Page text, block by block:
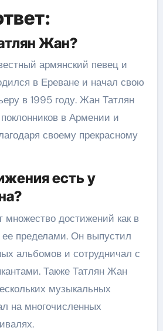
Жан?
армянский певец и
в Ереване и начал свою
в 1995 году. Жан Татлян
в Армении и
своему прекрасному
есть у
достижений как в
пределами. Он выпустил
альбомов и сотрудничал с
Также Татлян Жан
музыкальных
на многочисленных